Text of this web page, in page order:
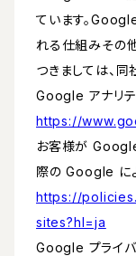
ています。
れる仕組みその
つきましては、同
Google アナリテ
https://
お客様が
際の Google に
https://
sites?hl=ja
Google プライバ